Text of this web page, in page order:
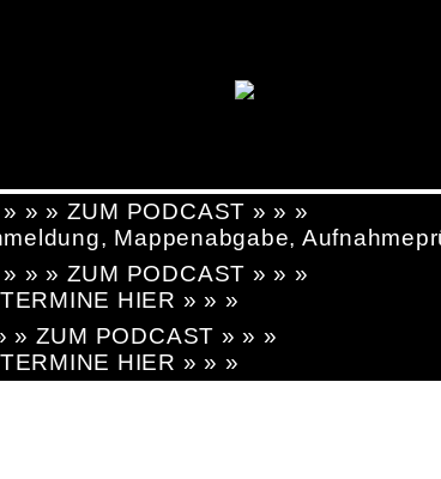
» » ZUM PODCAST » » »
Mappenabgabe,
» » ZUM PODCAST » » »
HIER » » »
» ZUM PODCAST » » »
HIER » » »